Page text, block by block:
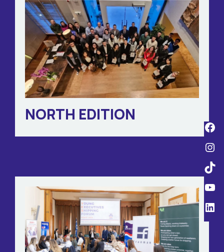
NORTH EDITION